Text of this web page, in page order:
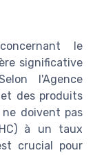
le
significative
l'Agence
des produits
ne doivent pas
à un taux
crucial pour